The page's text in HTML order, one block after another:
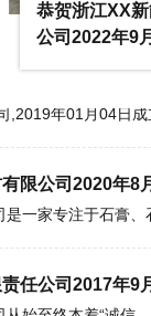
恭贺浙江XX
公司2022年9
年3月顺利通